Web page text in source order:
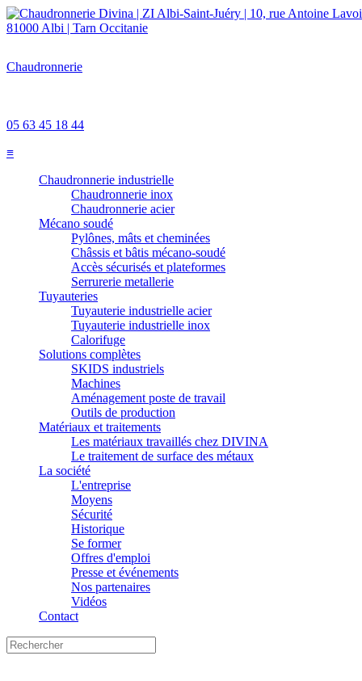
Chaudronnerie
05 63 45 18 44
≡
Chaudronnerie industrielle
Chaudronnerie inox
Chaudronnerie acier
Mécano soudé
Pylônes, mâts et cheminées
Châssis et bâtis mécano-soudé
Accès sécurisés et plateformes
Serrurerie metallerie
Tuyauteries
Tuyauterie industrielle acier
Tuyauterie industrielle inox
Calorifuge
Solutions complètes
SKIDS industriels
Machines
Aménagement poste de travail
Outils de production
Matériaux et traitements
Les matériaux travaillés chez DIVINA
Le traitement de surface des métaux
La société
L'entreprise
Moyens
Sécurité
Historique
Se former
Offres d'emploi
Presse et événements
Nos partenaires
Vidéos
Contact